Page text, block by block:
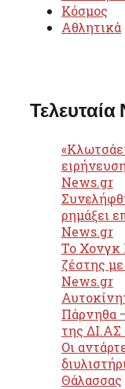
Κόσμος
Αθλητικά
Τελευταία
News.gr
ρημάξει
News.gr
Το Χονγκ
ζέστης
News.gr
Πάρνηθα
της ΔΙ.ΑΣ
Οι
Θάλασσας